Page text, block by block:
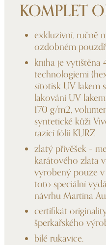
KOMPLET
exkluzivní, ručně
ozdobném
kniha je vytištěna
technologiemi
sítotisk UV lakem
lakování UV
170 g/m2,
syntetické kůži
razicí fólií KURZ
zlatý přívěšek –
karátového zlata
vyrobený pouze
toto speciální
návrhu Martina
certifikát
šperkařského
bílé rukavice.